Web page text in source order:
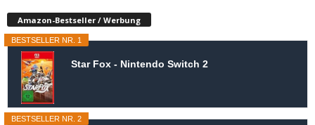
Amazon-Bestseller / Werbung
BESTSELLER NR. 1
Star Fox - Nintendo Switch 2
BESTSELLER NR. 2